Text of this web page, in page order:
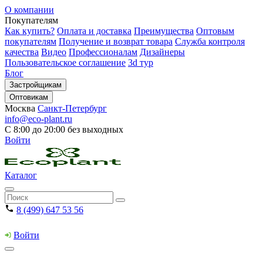
О компании
Покупателям
Как купить? Оплата и доставка Преимущества Оптовым
покупателям Получение и возврат товара Служба контроля
качества Видео Профессионалам Дизайнеры
Пользовательское соглашение 3d тур
Блог
Застройщикам
Оптовикам
Москва Санкт-Петербург
info@eco-plant.ru
С 8:00 до 20:00 без выходных
Войти
Каталог
8 (499) 647 53 56
Войти